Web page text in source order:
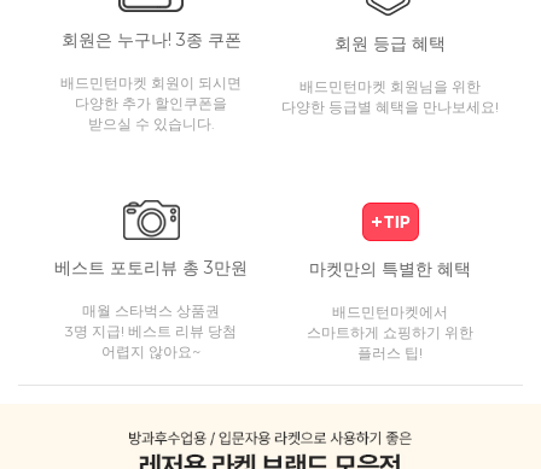
회원은 누구나! 3종 쿠폰
배드민턴마켓 회원이 되시면
다양한 추가 할인쿠폰을
받으실 수 있습니다.
회원 등급 혜택
배드민턴마켓 회원님을 위한
다양한 등급별 혜택을 만나보세요!
베스트 포토리뷰 총 3만원
매월 스타벅스 상품권
3명 지급! 베스트 리뷰 당첨
어렵지 않아요~
마켓만의 특별한 혜택
배드민턴마켓에서
스마트하게 쇼핑하기 위한
플러스 팁!